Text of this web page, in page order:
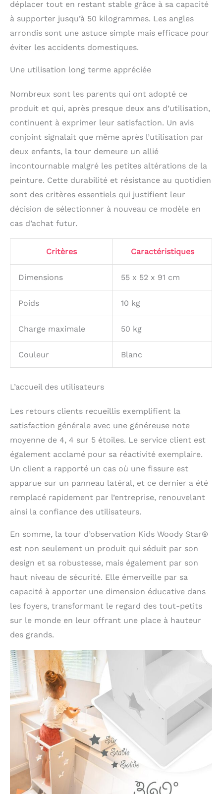
assurent une protection
totale.
CHAMPS
ANTIDÉRAPANTS en
forme d'étoile assurent
un maintien sûr et
antidérapant lors de la
descente. Grâce à son
plateau réglable en
la tour d'apprentissage
peut être utilisée dès
l'âge de la marche
Multifonctionnelle, elle
peut également être
transformée en chaise
de table pour enfants.
SÉCURITÉ VÉRIFIÉE
Fabriqué en bois
stratifié robuste et
massif. Capacité de
absolument stable.
Coins arrondis et
couleur adaptée aux
enfants. Montée et
minutes. Notre tour
d'apprentissage dispose
protection des modèles
déplacer tout en restant stable grâce à sa capacité
à supporter jusqu’à 50 kilogrammes. Les angles
arrondis sont une astuce simple mais efficace pour
éviter les accidents domestiques.
Une utilisation long terme appréciée
Nombreux sont les parents qui ont adopté ce
produit et qui, après presque deux ans d’utilisation,
continuent à exprimer leur satisfaction. Un avis
conjoint signalait que même après l’utilisation par
deux enfants, la tour demeure un allié
incontournable malgré les petites altérations de la
peinture. Cette durabilité et résistance au quotidien
sont des critères essentiels qui justifient leur
décision de sélectionner à nouveau ce modèle en
cas d’achat futur.
Critères Caractéristiques
Dimensions 55 x 52 x 91 cm
Poids 10 kg
Charge maximale 50 kg
Couleur Blanc
L’accueil des utilisateurs
Les retours clients recueillis exemplifient la
satisfaction générale avec une généreuse note
moyenne de 4, 4 sur 5 étoiles. Le service client est
également acclamé pour sa réactivité exemplaire.
Un client a rapporté un cas où une fissure est
apparue sur un panneau latéral, et ce dernier a été
remplacé rapidement par l’entreprise, renouvelant
ainsi la confiance des utilisateurs.
En somme, la tour d’observation Kids Woody Star®
est non seulement un produit qui séduit par son
design et sa robustesse, mais également par son
haut niveau de sécurité. Elle émerveille par sa
capacité à apporter une dimension éducative dans
les foyers, transformant le regard des tout-petits
sur le monde en leur offrant une place à hauteur
des grands.